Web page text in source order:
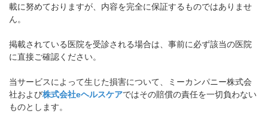
載に努めておりますが、内容を完全に保証するものではありませ
ん。
掲載されている医院を受診される場合は、事前に必ず該当の医院
に直接ご確認ください。
当サービスによって生じた損害について、ミーカンパニー株式会
社および株式会社eヘルスケアではその賠償の責任を一切負わない
ものとします。